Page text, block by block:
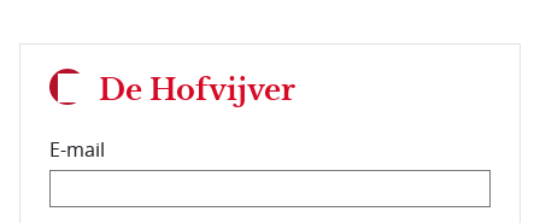
De Hofvijver
E-mail